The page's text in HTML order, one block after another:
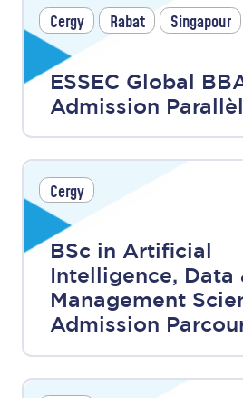
Cergy Rabat Singapour
ESSEC Global
Admission
Cergy
BSc in Artificial
Intelligence, Data
Management
Admission